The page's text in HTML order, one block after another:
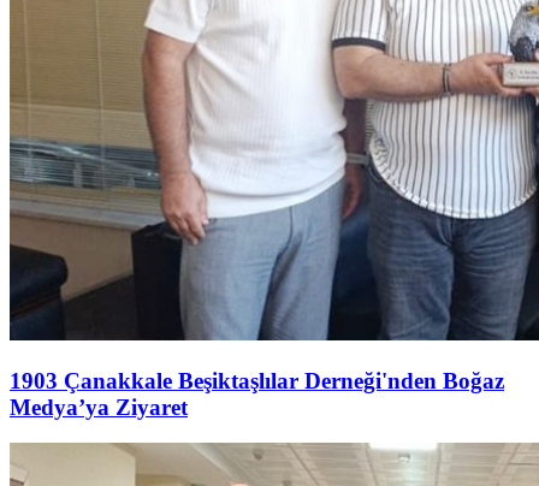
1903 Çanakkale Beşiktaşlılar Derneği'nden Boğaz
Medya’ya Ziyaret